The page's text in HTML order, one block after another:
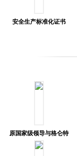
安全生产标准化证书
原国家级领导与格仑特
员工亲切交谈